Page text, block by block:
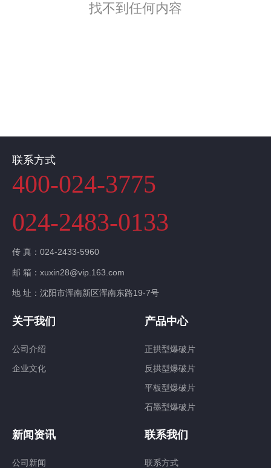
找不到任何内容
联系方式
400-024-3775
024-2483-0133
传 真：024-2433-5960
邮 箱：xuxin28@vip.163.com
地 址：沈阳市浑南新区浑南东路19-7号
关于我们
公司介绍
企业文化
产品中心
正拱型爆破片
反拱型爆破片
平板型爆破片
石墨型爆破片
新闻资讯
公司新闻
联系我们
联系方式